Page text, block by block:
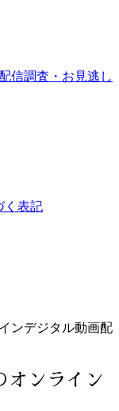
信調査・お見逃し
く表記
ンデジタル動画配
オンライン